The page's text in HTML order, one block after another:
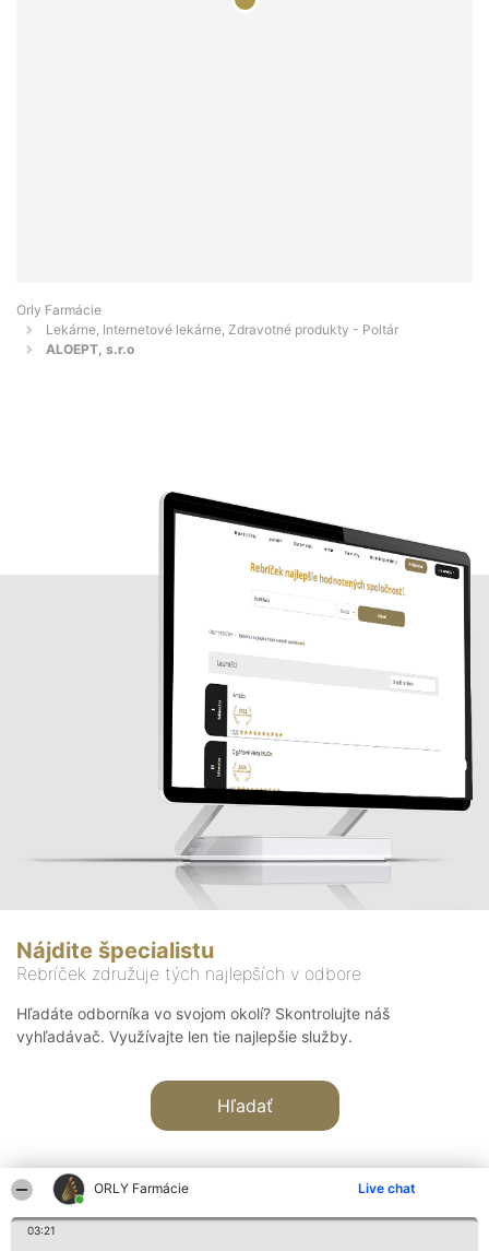
ORLY Farmácie Live chat
03:21
Orly Farmácie
Lekárne, Internetové lekárne, Zdravotné produkty - Poltár
ALOEPT, s.r.o
Nájdite špecialistu
Rebríček združuje tých najlepších v odbore
Hľadáte odborníka vo svojom okolí? Skontrolujte náš
vyhľadávač. Využívajte len tie najlepšie služby.
Hľadať